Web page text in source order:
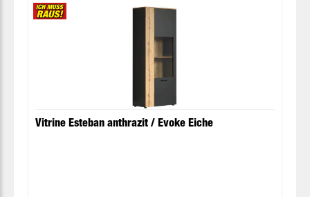
Vitrine Esteban anthrazit / Evoke Eiche